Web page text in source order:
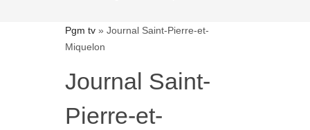
Pgm tv » Journal Saint-Pierre-et-
Miquelon
Journal Saint-
Pierre-et-